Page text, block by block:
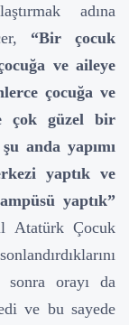
adına
“Bir çocuk
ve aileye
çocuğa ve
çok güzel bir
anda yapımı
yaptık ve
yaptık”
Atatürk Çocuk
sonra orayı da
ve bu sayede